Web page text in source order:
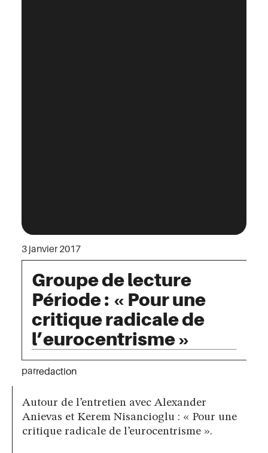
3 janvier 2017
Groupe de lecture
Période : « Pour une
critique radicale de
l’eurocentrisme »
parredaction
Autour de l’entretien avec Alexander
Anievas et Kerem Nisancioglu : « Pour une
critique radicale de l’eurocentrisme ».